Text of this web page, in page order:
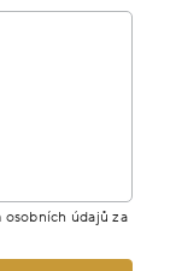
osobních údajů za